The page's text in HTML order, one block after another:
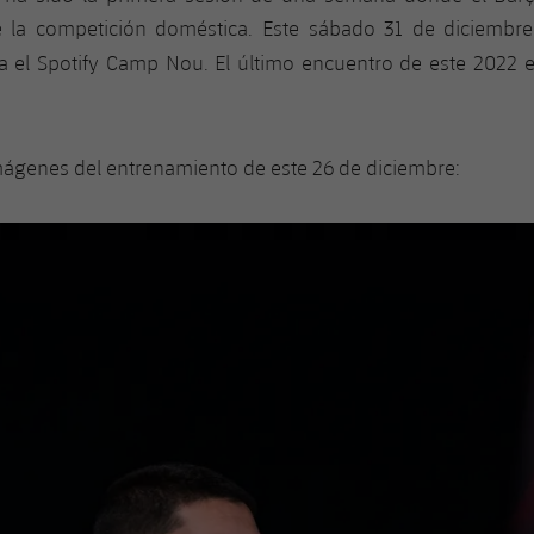
la competición doméstica. Este sábado 31 de
el Spotify Camp Nou. El último encuentro de este 2022
del entrenamiento de este 26 de diciembre: